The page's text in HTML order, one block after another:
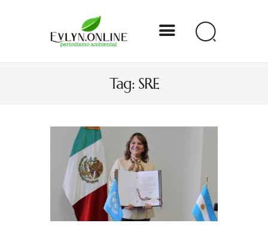
Tag: SRE
Evlyn Online
Periodismo para autogobernarse
Internacional
Nacional
Estados
Especial